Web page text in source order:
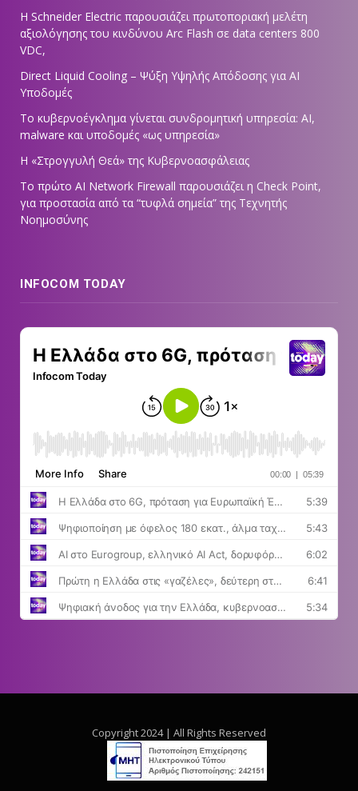
Η Schneider Electric παρουσιάζει πρωτοποριακή μελέτη
αξιολόγησης του κινδύνου Arc Flash σε data centers 800
VDC,
Direct Liquid Cooling – Ψύξη Υψηλής Απόδοσης για AI
Υποδομές
Το κυβερνοέγκλημα γίνεται συνδρομητική υπηρεσία: AI,
malware και υποδομές «ως υπηρεσία»
Η «Στρογγυλή Θεά» της Κυβερνοασφάλειας
Tο πρώτο AI Network Firewall παρουσιάζει η Check Point,
για προστασία από τα “τυφλά σημεία” της Τεχνητής
Νοημοσύνης
INFOCOM TODAY
Copyright 2024 | All Rights Reserved